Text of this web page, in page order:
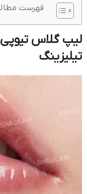
فهرست
لیپ گلاس
تیلیزینگ